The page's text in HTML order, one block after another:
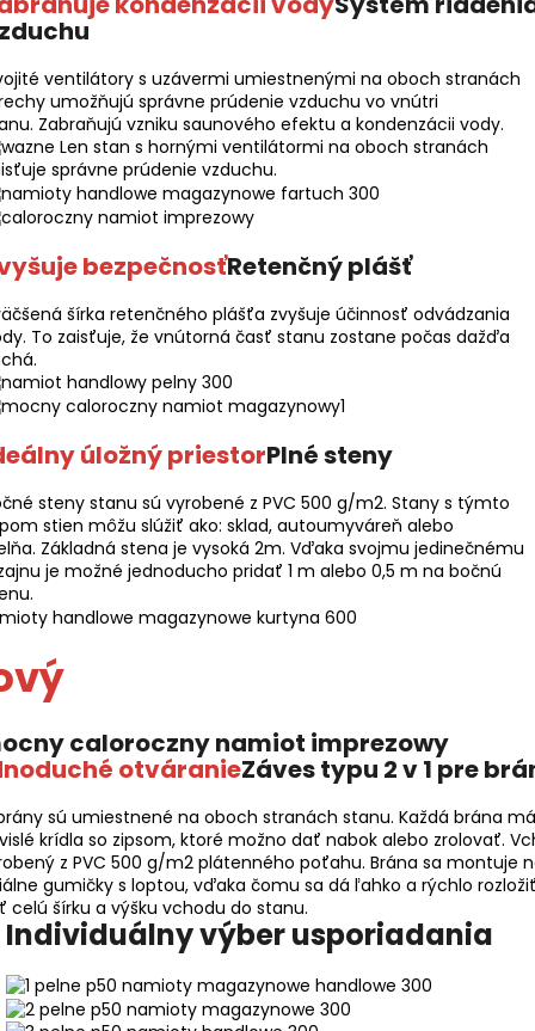
ventilátory s uzávermi umiestnenými na oboch stranách
umožňujú správne prúdenie vzduchu vo vnútri
Zabraňujú vzniku saunového efektu a kondenzácii vody.
Len stan s hornými ventilátormi na oboch stranách
správne prúdenie vzduchu.
bezpečnosťRetenčný plášť
šírka retenčného plášťa zvyšuje účinnosť odvádzania
To zaisťuje, že vnútorná časť stanu zostane počas dažďa
úložný priestorPlné steny
steny stanu sú vyrobené z PVC 500 g/m2. Stany s týmto
stien môžu slúžiť ako: sklad, autoumyváreň alebo
Základná stena je vysoká 2m. Vďaka svojmu jedinečnému
je možné jednoducho pridať 1 m alebo 0,5 m na bočnú
otváranieZáves typu 2 v 1 pre
sú umiestnené na oboch stranách stanu. Každá brána
krídla so zipsom, ktoré možno dať nabok alebo zrolovať.
z PVC 500 g/m2 plátenného poťahu. Brána sa montuje
gumičky s loptou, vďaka čomu sa dá ľahko a rýchlo
celú šírku a výšku vchodu do stanu.
Individuálny výber usporiadania